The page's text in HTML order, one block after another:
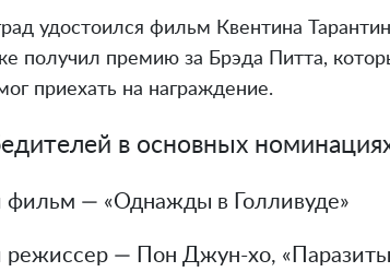
удостоился фильм Квентина
получил премию за Брэда Питта,
приехать на награждение.
в основных
— «Однажды в Голливуде»
— Пон Джун-хо,